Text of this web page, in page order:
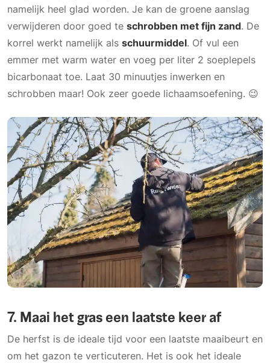
namelijk heel glad worden. Je kan de groene aanslag
verwijderen door goed te schrobben met fijn zand. De
korrel werkt namelijk als schuurmiddel. Of vul een
emmer met warm water en voeg per liter 2 soeplepels
bicarbonaat toe. Laat 30 minuutjes inwerken en
schrobben maar! Ook zeer goede lichaamsoefening. 😉
7. Maai het gras een laatste keer af
De herfst is de ideale tijd voor een laatste maaibeurt en
om het gazon te verticuteren. Het is ook het ideale